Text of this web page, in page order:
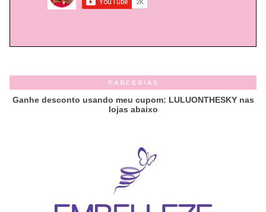
PARCERIAS
Ganhe desconto usando meu cupom: LULUONTHESKY nas
lojas abaixo